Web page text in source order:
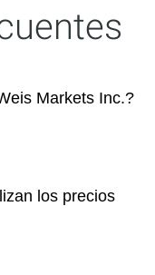
Markets Inc.?
los precios